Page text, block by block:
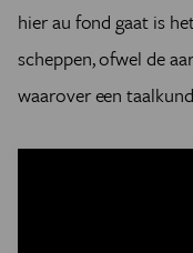
hier au fond gaat is
scheppen, ofwel de
waarover een